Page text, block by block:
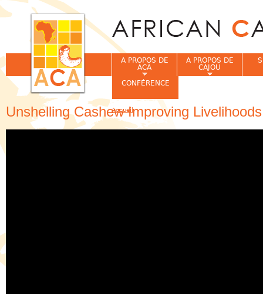
Unshelling Cashew Improving Livelihoods
A PROPOS DE
ACA
A PROPOS DE
CAJOU
CONFÉRENCE
Vous êtes ici
Accueil